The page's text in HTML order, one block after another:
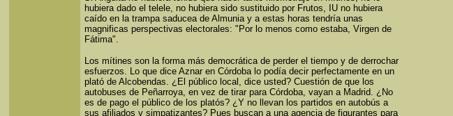
hubiera dado el telele, no hubiera sido sustituido por Frutos, IU no hubiera
caído en la trampa saducea de Almunia y a estas horas tendría unas
magnificas perspectivas electorales: "Por lo menos como estaba, Virgen de
Fátima".
Los mítines son la forma más democrática de perder el tiempo y de derrochar
esfuerzos. Lo que dice Aznar en Córdoba lo podía decir perfectamente en un
plató de Alcobendas. ¿El público local, dice usted? Cuestión de que los
autobuses de Peñarroya, en vez de tirar para Córdoba, vayan a Madrid. ¿No
es de pago el público de los platós? ¿Y no llevan los partidos en autobús a
sus afiliados y simpatizantes? Pues buscan a una agencia de figurantes para